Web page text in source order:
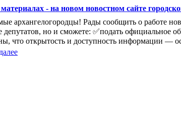
- на новом новостном сайте
архангелогородцы! Рады сообщить о работе
депутатов, но и сможете: ✅подать
что открытость и доступность информации —